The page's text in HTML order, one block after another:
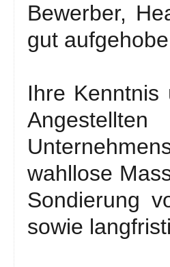
Bewerber,
gut
Ihre Kenntnis
wahllose
Sondierung
sowie